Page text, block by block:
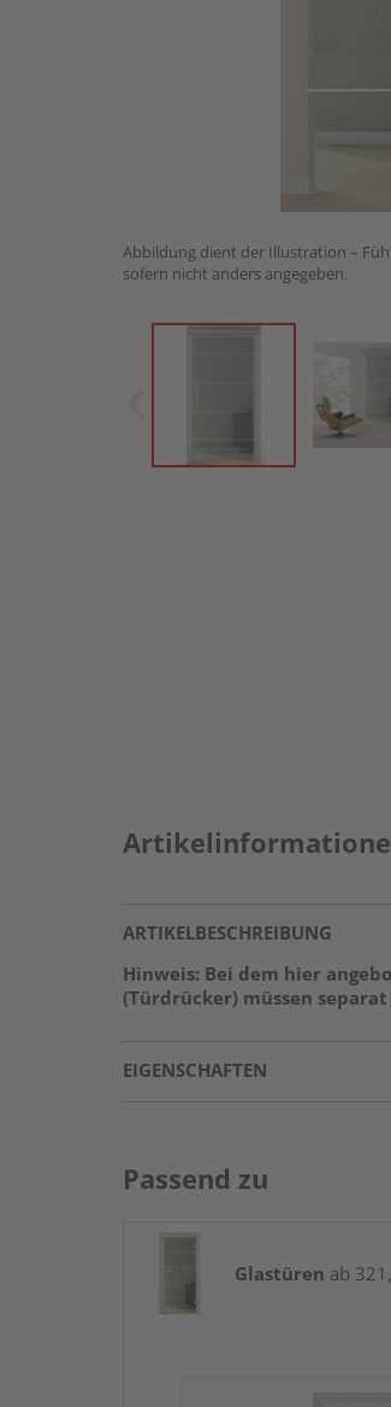
Abbildung dient der Illustration –
sofern nicht anders angegeben.
ARTIKELBESCHREIBUNG
Hinweis: Bei dem hier
(Türdrücker) müssen
EIGENSCHAFTEN
Passend zu
Glastüren ab